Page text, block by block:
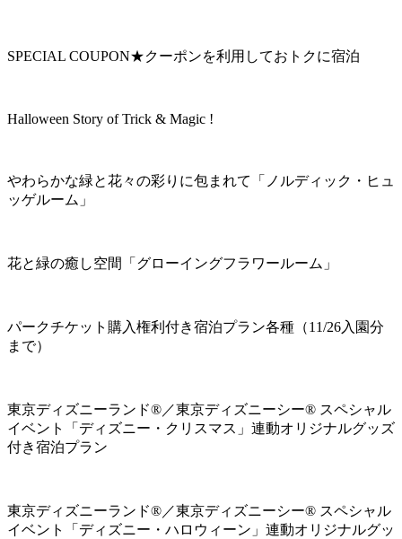
SPECIAL COUPON★クーポンを利用しておトクに宿泊
Halloween Story of Trick & Magic !
やわらかな緑と花々の彩りに包まれて「ノルディック・ヒュ
ッゲルーム」
花と緑の癒し空間「グローイングフラワールーム」
パークチケット購入権利付き宿泊プラン各種（11/26入園分
まで）
東京ディズニーランド®／東京ディズニーシー® スペシャル
イベント「ディズニー・クリスマス」連動オリジナルグッズ
付き宿泊プラン
東京ディズニーランド®／東京ディズニーシー® スペシャル
イベント「ディズニー・ハロウィーン」連動オリジナルグッ